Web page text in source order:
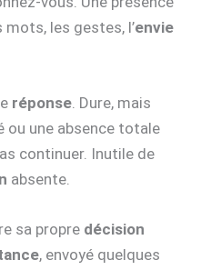
les gestes, l’envie
réponse . Dure, mais
ou une absence totale
continuer. Inutile de
absente.
sa propre décision
, envoyé quelques